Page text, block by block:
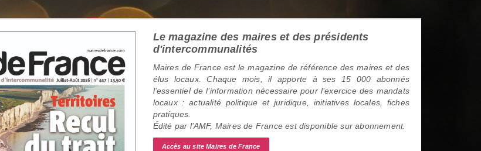
Le magazine des maires et des présidents
d'intercommunalités
Maires de France est le magazine de référence des maires et des
élus locaux. Chaque mois, il apporte à ses 15 000 abonnés
l’essentiel de l’information nécessaire pour l’exercice des mandats
locaux : actualité politique et juridique, initiatives locales, fiches
pratiques.
Édité par l’AMF, Maires de France est disponible sur abonnement.
Accès au site Maires de France